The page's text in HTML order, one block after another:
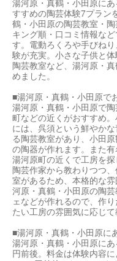
湯河原・真鶴・小田原に
すすめの陶芸体験7プラン
鶴・小田原の陶芸教室・
キング順・口コミ情報な
す。電動ろくろや手びね
験が充実。小さな子供と
陶芸教室など、湯河原・
めました。
■湯河原・真鶴・小田原で
湯河原・真鶴・小田原で
町などの近くがおすすめ
には、呉須という鮮やか
る陶芸教室があり、小田
の陶器が作れます。また有
湯河原町の近くで工房を
陶芸作家から教わりつつ
室があるため、本格的な
河原・真鶴・小田原の陶
ェなどが作れるので、作
たい工房の雰囲気に応じ
■湯河原・真鶴・小田原に
湯河原・真鶴・小田原に
円前後。料金は体験内容